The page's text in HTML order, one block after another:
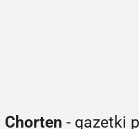
Chorten - gazetki